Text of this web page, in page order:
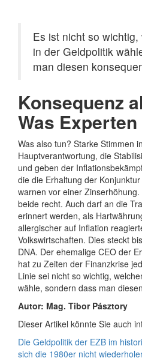
Es ist nicht so
in der Geldpolitik
man diesen
Konsequenz
Was
Was also tun? Starke Stimmen
Hauptverantwortung, die
und geben der
die die Erhaltung der
warnen vor einer
beide recht. Auch darf an die
erinnert werden, als
allergischer auf Inflation
Volkswirtschaften. Dies steckt
DNA. Der ehemalige CEO der
hat zu Zeiten der Finanzkrise
Linie sei nicht so wichtig,
wähle, sondern dass man
Autor: Mag. Tibor Pásztory
Dieser Artikel könnte Sie auch
Die Geldpolitik der EZB im
sich die 1980er nicht